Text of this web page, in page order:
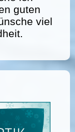
guten
viel